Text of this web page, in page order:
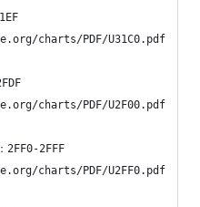
charts/PDF/U31C0.pdf
charts/PDF/U2F00.pdf
2FF0-2FFF
charts/PDF/U2FF0.pdf